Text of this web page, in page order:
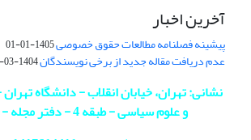
آخرین اخبار
پیشینه فصلنامه مطالعات حقوق خصوصی1405-01-01
عدم دریافت مقاله جدید از برخی نویسندگان1404-03-20
نشانی: تهران، خیابان انقلاب - دانشگاه
و علوم سیاسی - طبقه 4 - دفتر مجله - اتاق 413